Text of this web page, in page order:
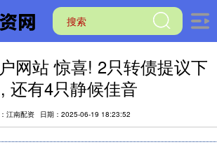
网站 惊喜! 2只转债提议下
还有4只静候佳音
江南配资 日期：2025-06-19 18:23:52